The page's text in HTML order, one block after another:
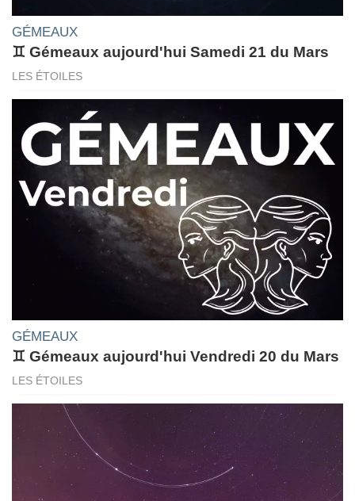
GÉMEAUX
♊ Gémeaux aujourd'hui Samedi 21 du Mars
LES ÉTOILES
GÉMEAUX
♊ Gémeaux aujourd'hui Vendredi 20 du Mars
LES ÉTOILES